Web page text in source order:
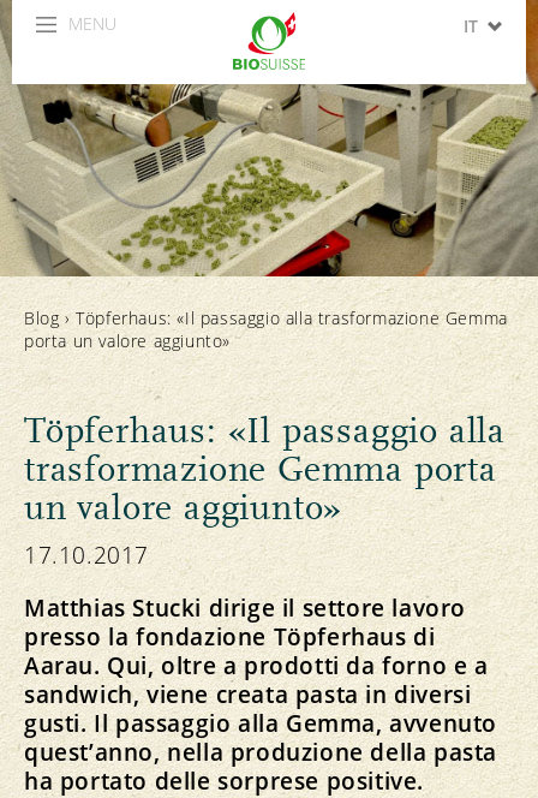
MENU IT
FR
EN
ES
Blog›Töpferhaus: «Il passaggio alla trasformazione Gemma
porta un valore aggiunto»
Töpferhaus: «Il passaggio alla
trasformazione Gemma porta
un valore aggiunto»
17.10.2017
Matthias Stucki dirige il settore lavoro
presso la fondazione Töpferhaus di
Aarau. Qui, oltre a prodotti da forno e a
sandwich, viene creata pasta in diversi
gusti. Il passaggio alla Gemma, avvenuto
quest’anno, nella produzione della pasta
ha portato delle sorprese positive.